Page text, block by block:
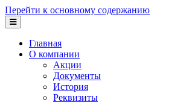
Перейти к основному содержанию
Главная
О компании
Акции
Документы
История
Реквизиты